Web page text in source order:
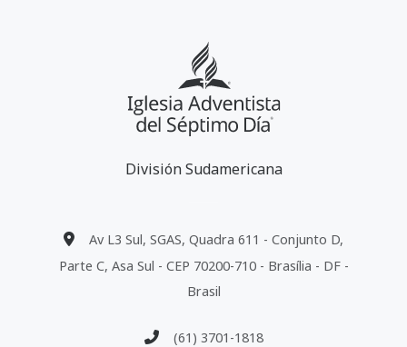
División Sudamericana
Av L3 Sul, SGAS, Quadra 611 - Conjunto D,
Parte C, Asa Sul - CEP 70200-710 - Brasília - DF -
Brasil
(61) 3701-1818